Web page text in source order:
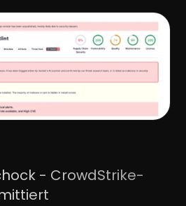
- CrowdStrike-